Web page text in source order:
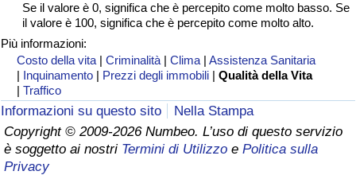
Se il valore è 0, significa che è percepito come molto basso. Se
il valore è 100, significa che è percepito come molto alto.
Più informazioni:
Costo della vita |Criminalità |Clima |Assistenza Sanitaria
| Inquinamento | Prezzi degli immobili |Qualità della Vita
|Traffico
Informazioni su questo sito
Nella Stampa
Copyright © 2009-2026 Numbeo. L’uso di questo servizio
è soggetto ai nostri Termini di Utilizzo e Politica sulla
Privacy
Inquinamento
Indice dell’Inquinamento (Corrente)
Indice di inquinamento
Indice dell’Inquinamento per Nazione